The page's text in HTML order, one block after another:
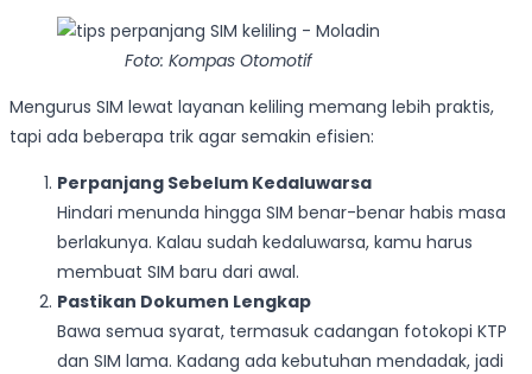
Foto: Kompas Otomotif
Mengurus SIM lewat layanan keliling memang lebih praktis,
tapi ada beberapa trik agar semakin efisien:
Perpanjang Sebelum Kedaluwarsa
Hindari menunda hingga SIM benar-benar habis masa
berlakunya. Kalau sudah kedaluwarsa, kamu harus
membuat SIM baru dari awal.
Pastikan Dokumen Lengkap
Bawa semua syarat, termasuk cadangan fotokopi KTP
dan SIM lama. Kadang ada kebutuhan mendadak, jadi